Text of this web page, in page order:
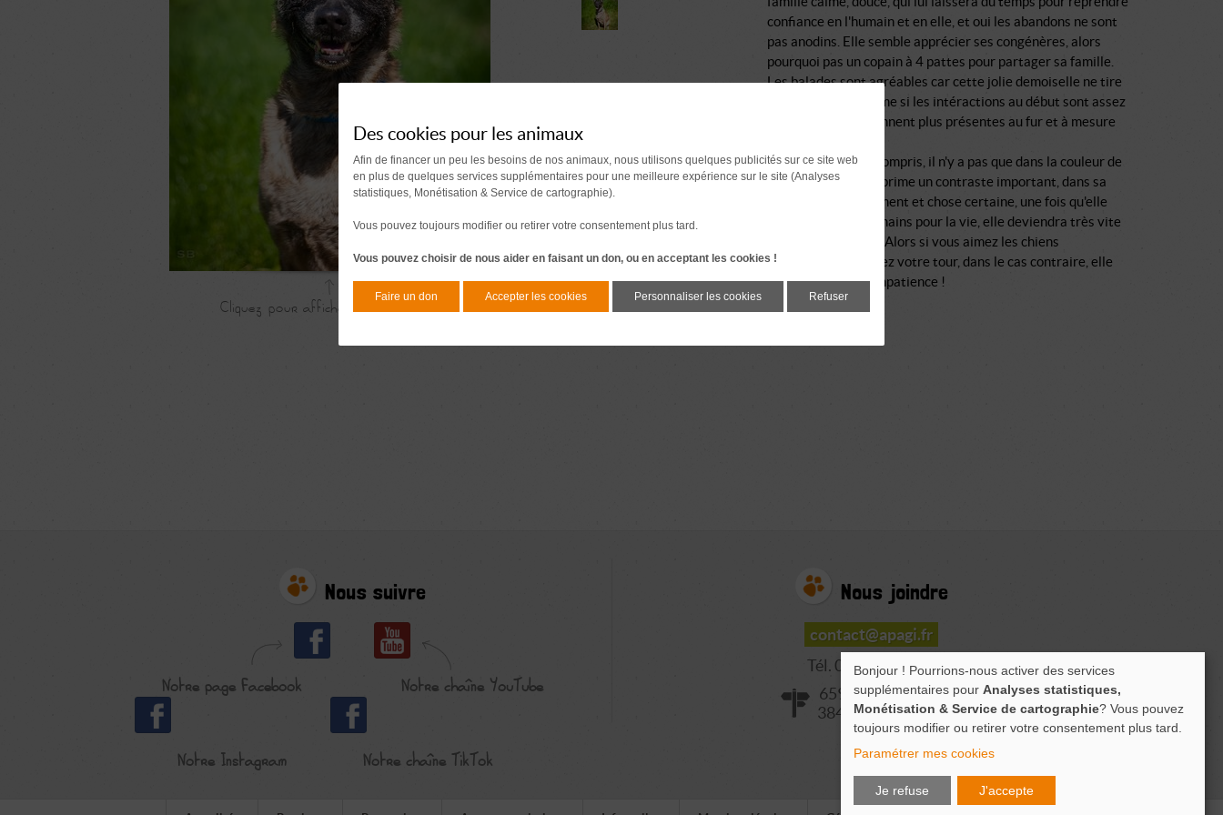
confiance en l'humain et en elle, et oui les abandons ne sont
pas anodins. Elle semble apprécier ses congénères, alors
pourquoi pas un copain à 4 pattes pour partager sa famille.
Les balades sont agréables car cette jolie demoiselle ne tire
pas en laisse et même si les intéractions au début sont assez
timides, elles deviennent plus présentes au fur et à mesure
Alors vous l'aurez compris, il n'y a pas que dans la couleur de
son pelage que s'exprime un contraste important, dans sa
personnalité également et chose certaine, une fois qu'elle
aura trouvé ses humains pour la vie, elle deviendra très vite
un vrai pot de colle. Alors si vous aimez les chiens
indépendants, passez votre tour, dans le cas contraire, elle
vous attend avec impatience !
Nous suivre
Notre page Facebook Notre chaîne YouTube
Notre Instagram Notre chaîne TikTok
Nous joindre
contact@apagi.fr
Tél. 04 76 77 20 06
659 Route de L'Isère
38420 LE VERSOUD
Des cookies pour les animaux
Afin de financer un peu les besoins de nos animaux, nous utilisons quelques publicités sur ce site web
en plus de quelques services supplémentaires pour une meilleure expérience sur le site (Analyses
statistiques, Monétisation & Service de cartographie).
Vous pouvez toujours modifier ou retirer votre consentement plus tard.
Vous pouvez choisir de nous aider en faisant un don, ou en acceptant les cookies !
Faire un don Accepter les cookies Personnaliser les cookies Refuser
Bonjour ! Pourrions-nous activer des services
supplémentaires pour Analyses statistiques,
Monétisation & Service de cartographie? Vous pouvez
toujours modifier ou retirer votre consentement plus tard.
Paramétrer mes cookies
Je refuse J'accepte